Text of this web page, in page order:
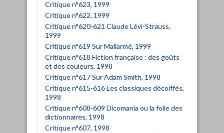
Critique n°623, 1999
Critique n°622, 1999
Critique n°620-621 Claude Lévi-Strauss,
1999
Critique n°619 Sur Mallarmé, 1999
Critique n°618 Fiction française : des goûts
et des couleurs, 1998
Critique n°617 Sur Adam Smith, 1998
Critique n°615-616 Les classiques décoiffés,
1998
Critique n°608-609 Dicomania ou la folie des
dictionnaires, 1998
Critique n°607, 1998